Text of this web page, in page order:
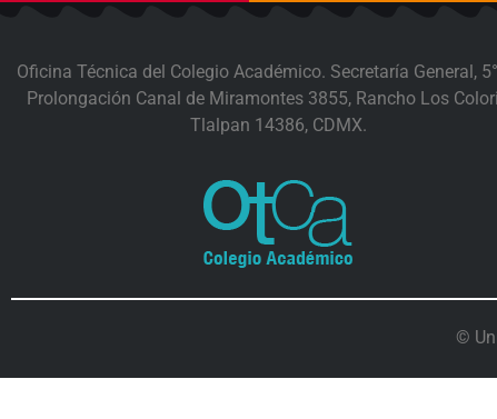
Oficina Técnica del Colegio Académico. Secretaría General,
Prolongación Canal de Miramontes 3855, Rancho Los
Tlalpan 14386, CDMX.
©